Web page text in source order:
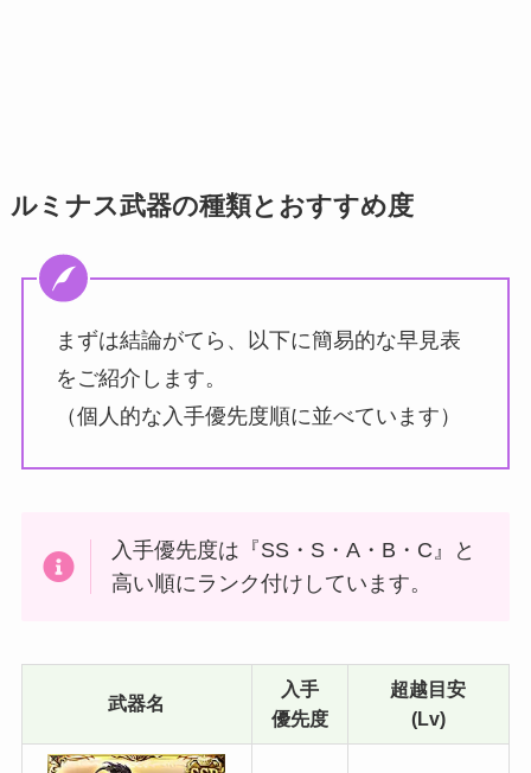
ルミナス武器の種類とおすすめ度
まずは結論がてら、以下に簡易的な早見表
をご紹介します。
（個人的な入手優先度順に並べています）
入手優先度は『SS・S・A・B・C』と
高い順にランク付けしています。
武器名
入手
優先度
超越目安
(Lv)